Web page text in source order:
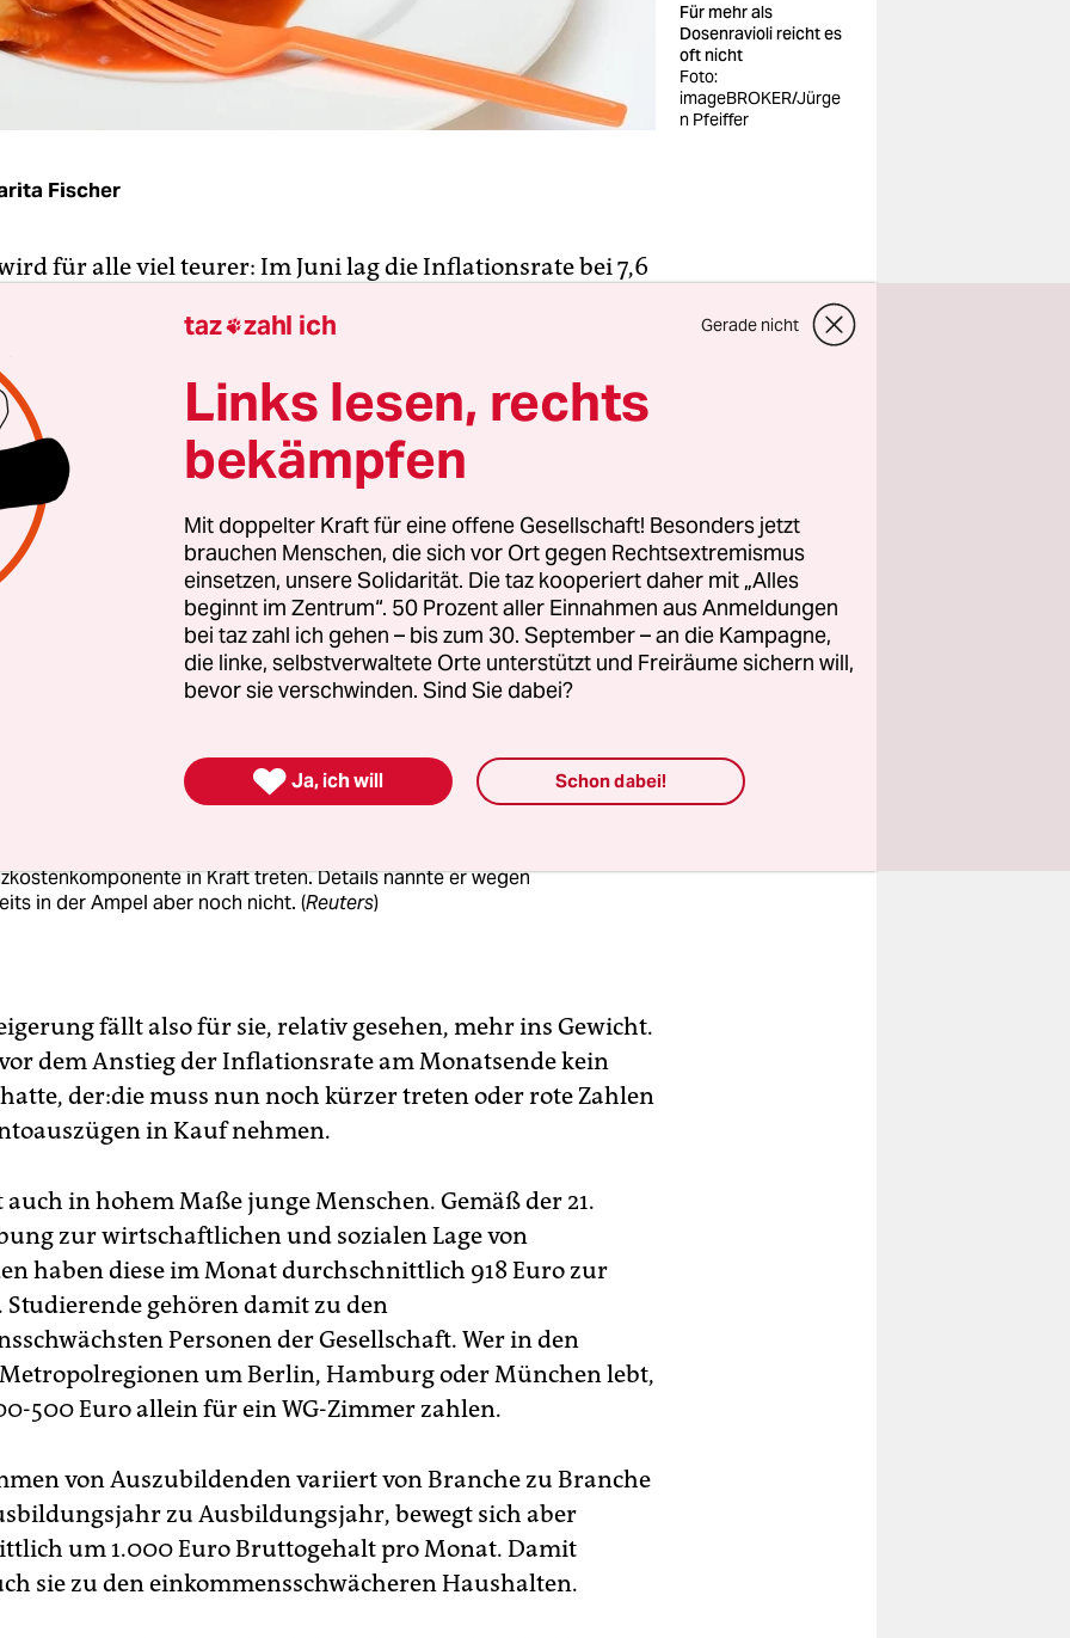
Für mehr als
Dosenravioli reicht es
oft nicht
Foto:
imageBROKER/Jürge
n Pfeiffer
Fischer
für alle viel teurer: Im Juni lag die Inflationsrate bei 7,6
als ein Drittel erhöht, Heizölpreise haben sich
und der Strompreis ist um über 20 Prozent gestiegen. Auch
sind 12,7 Prozent teurer als im Vorjahr.
trifft einkommensschwache Personen besonders
von Konsumgütern des täglichen Bedarfs kann
existenzbedrohend sein. Die 20 Prozent der
mit den niedrigsten Einkommen geben fast 70 Prozent ihres
für die durch die Inflation besonders
Bereiche Nahrungsmittel,Wohnenund Verkehr aus.
Olaf Scholz hat neue Entlastungen angekündigt. Auf
in Kraft treten. Details nannte er wegen
in der Ampel aber noch nicht. (Reuters)
fällt also für sie, relativ gesehen, mehr ins Gewicht.
dem Anstieg der Inflationsrate am Monatsende kein
der:­die muss nun noch kürzer treten oder rote Zahlen
in Kauf nehmen.
in hohem Maße junge Menschen. Gemäß der 21.
zur wirtschaftlichen und sozialen Lage von
haben diese im Monat durchschnittlich 918 Euro zur
gehören damit zu den
Personen der Gesellschaft. Wer in den
um Berlin, Hamburg oder München lebt,
500 Euro allein für ein WG-­Zimmer zahlen.
von Auszubildenden variiert von Branche zu Branche
zu Ausbildungsjahr, bewegt sich aber
um 1.000 Euro Bruttogehalt pro Monat. Damit
sie zu den einkommensschwächeren Haushalten.
taz zahl ich Gerade nicht
Links lesen, rechts
bekämpfen
Mit doppelter Kraft für eine offene Gesellschaft! Besonders jetzt
brauchen Menschen, die sich vor Ort gegen Rechtsextremismus
einsetzen, unsere Solidarität. Die taz kooperiert daher mit „Alles
beginnt im Zentrum“. 50 Prozent aller Einnahmen aus Anmeldungen
bei taz zahl ich gehen – bis zum 30. September – an die Kampagne,
die linke, selbstverwaltete Orte unterstützt und Freiräume sichern will,
bevor sie verschwinden. Sind Sie dabei?
 Ja, ich will Schon dabei!